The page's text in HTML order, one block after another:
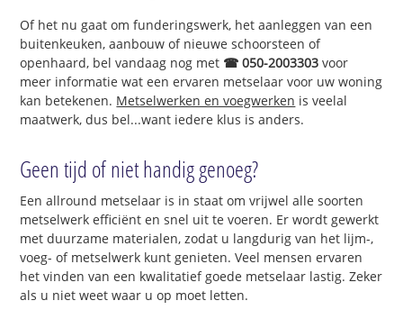
Of het nu gaat om funderingswerk, het aanleggen van een
buitenkeuken, aanbouw of nieuwe schoorsteen of
openhaard, bel vandaag nog met ☎ 050-2003303 voor
meer informatie wat een ervaren metselaar voor uw woning
kan betekenen. Metselwerken en voegwerken is veelal
maatwerk, dus bel...want iedere klus is anders.
Geen tijd of niet handig genoeg?
Een allround metselaar is in staat om vrijwel alle soorten
metselwerk efficiënt en snel uit te voeren. Er wordt gewerkt
met duurzame materialen, zodat u langdurig van het lijm-,
voeg- of metselwerk kunt genieten. Veel mensen ervaren
het vinden van een kwalitatief goede metselaar lastig. Zeker
als u niet weet waar u op moet letten.